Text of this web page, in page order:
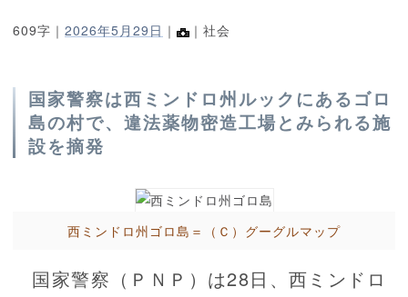
609字｜ 2026年5月29日 ｜ ｜社会
国家警察は西ミンドロ州ルックにあるゴロ
島の村で、違法薬物密造工場とみられる施
設を摘発
西ミンドロ州ゴロ島＝（Ｃ）グーグルマップ
国家警察（ＰＮＰ）は28日、西ミンドロ